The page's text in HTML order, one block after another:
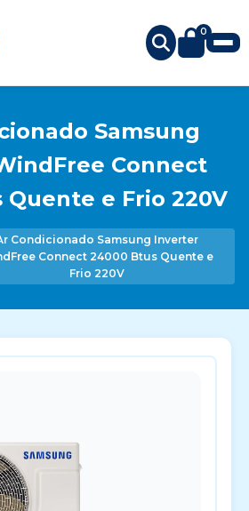
0
Samsung
Connect
e Frio 220V
Condicionado Samsung Inverter
Connect 24000 Btus Quente e
Frio 220V